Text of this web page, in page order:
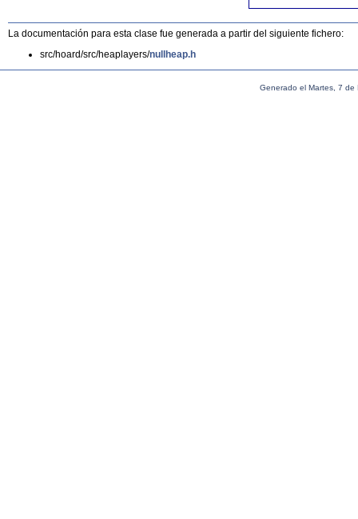
La documentación para esta clase fue generada a partir del siguiente fichero:
src/hoard/src/heaplayers/nullheap.h
Generado el Martes, 7